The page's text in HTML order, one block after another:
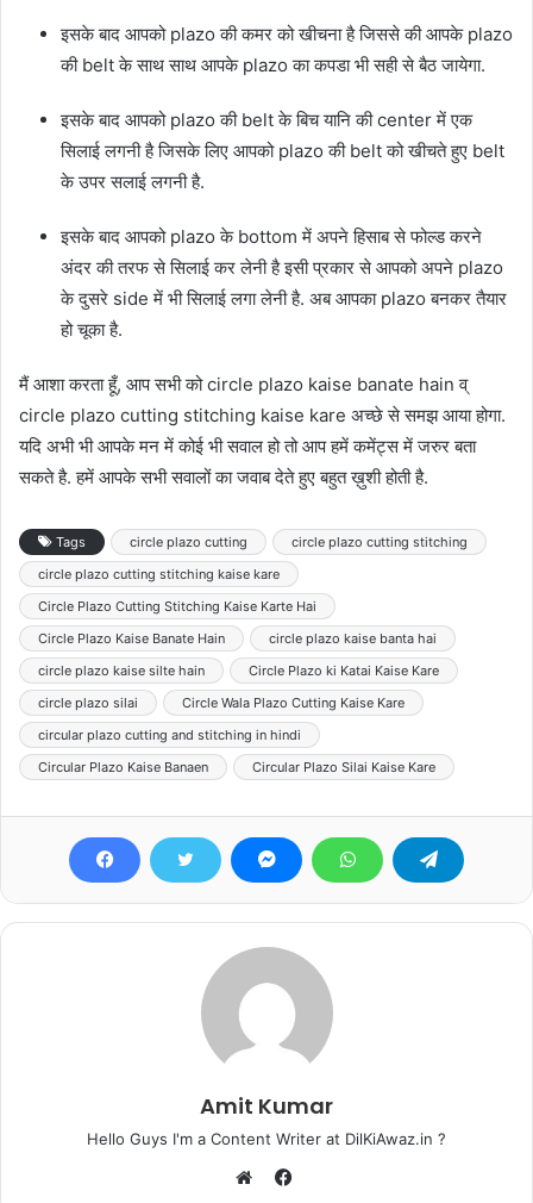
इसके बाद आपको plazo की कमर को खीचना है जिससे की आपके plazo
की belt के साथ साथ आपके plazo का कपडा भी सही से बैठ जायेगा.
इसके बाद आपको plazo की belt के बिच यानि की center में एक
सिलाई लगनी है जिसके लिए आपको plazo की belt को खीचते हुए belt
के उपर सलाई लगनी है.
इसके बाद आपको plazo के bottom में अपने हिसाब से फोल्ड करने
अंदर की तरफ से सिलाई कर लेनी है इसी प्रकार से आपको अपने plazo
के दुसरे side में भी सिलाई लगा लेनी है. अब आपका plazo बनकर तैयार
हो चूका है.
मैं आशा करता हूँ, आप सभी को circle plazo kaise banate hain व्
circle plazo cutting stitching kaise kare अच्छे से समझ आया होगा.
यदि अभी भी आपके मन में कोई भी सवाल हो तो आप हमें कमेंट्स में जरुर बता
सकते है. हमें आपके सभी सवालों का जवाब देते हुए बहुत ख़ुशी होती है.
Tags circle plazo cutting
circle plazo cutting stitching
circle plazo cutting stitching kaise kare
Circle Plazo Cutting Stitching Kaise Karte Hai
Circle Plazo Kaise Banate Hain
circle plazo kaise banta hai
circle plazo kaise silte hain
Circle Plazo ki Katai Kaise Kare
circle plazo silai
Circle Wala Plazo Cutting Kaise Kare
circular plazo cutting and stitching in hindi
Circular Plazo Kaise Banaen
Circular Plazo Silai Kaise Kare
Amit Kumar
Hello Guys I'm a Content Writer at DilKiAwaz.in ?
Facebook